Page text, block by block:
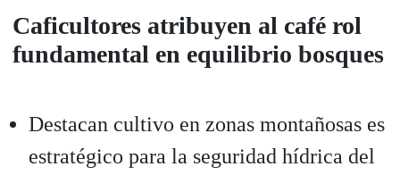
Caficultores atribuyen al café rol
fundamental en equilibrio bosques
Destacan cultivo en zonas montañosas es
estratégico para la seguridad hídrica del